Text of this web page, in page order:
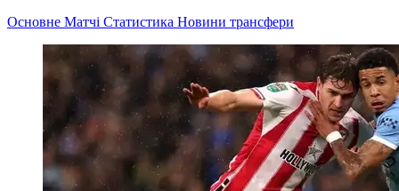
Основне Матчі Статистика Новини трансфери